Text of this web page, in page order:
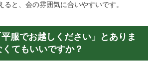
ると、会の雰囲気に合いやすいです。
服でお越しください」とありま
てもいいですか？